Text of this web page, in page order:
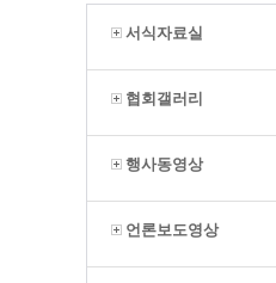
서식자료실
협회갤러리
행사동영상
언론보도영상